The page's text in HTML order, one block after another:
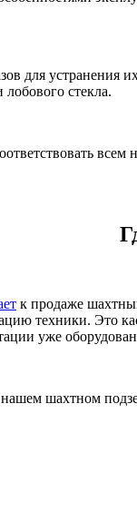
для устранения
стекла.
к продаже
техники. Это
уже
шахтном